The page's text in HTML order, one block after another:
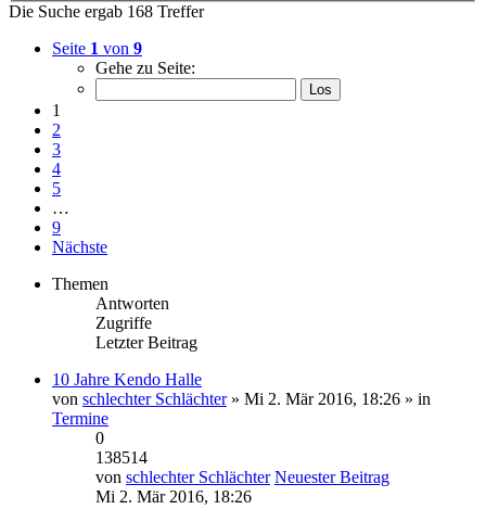
Die Suche ergab 168 Treffer
Seite 1 von 9
Gehe zu Seite:
1
2
3
4
5
…
9
Nächste
Themen
Antworten
Zugriffe
Letzter Beitrag
10 Jahre Kendo Halle
von schlechter Schlächter» Mi 2. Mär 2016, 18:26 » in
Termine
0
138514
von schlechter Schlächter Neuester Beitrag
Mi 2. Mär 2016, 18:26